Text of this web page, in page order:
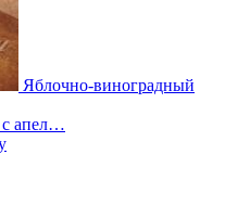
Яблочно-виноградный
с апел…